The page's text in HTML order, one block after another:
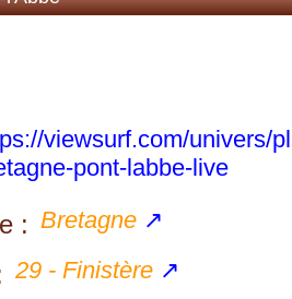
viewsurf.com/univers/
pont-labbe-live
: Bretagne ↗
29 - Finistère ↗